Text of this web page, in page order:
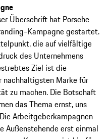
Überschrift hat Porsche
Kampagne gestartet.
die auf vielfältige
des Unternehmens
Ziel ist die
nachhaltigsten Marke für
zu machen. Die Botschaft
das Thema ernst, uns
Arbeitgeberkampagnen
Außenstehende erst einmal